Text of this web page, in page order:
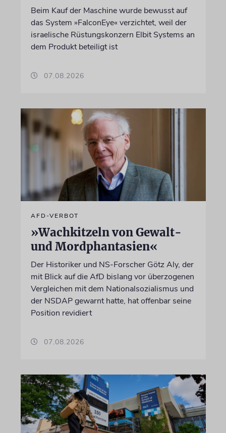
Beim Kauf der Maschine wurde bewusst auf
das System »FalconEye« verzichtet, weil der
israelische Rüstungskonzern Elbit Systems an
dem Produkt beteiligt ist
07.08.2026
AFD-VERBOT
»Wachkitzeln von Gewalt-
und Mordphantasien«
Der Historiker und NS-Forscher Götz Aly, der
mit Blick auf die AfD bislang vor überzogenen
Vergleichen mit dem Nationalsozialismus und
der NSDAP gewarnt hatte, hat offenbar seine
Position revidiert
07.08.2026